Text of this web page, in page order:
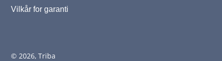
Vilkår for garanti
© 2026, Triba